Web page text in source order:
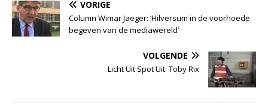
VORIGE
Column Wimar Jaeger: ‘Hilversum in de voorhoede
begeven van de mediawereld’
VOLGENDE
Licht Uit Spot Uit: Toby Rix